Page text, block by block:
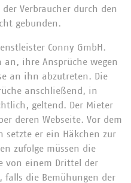
Verbraucher durch den
gebunden.
Conny GmbH.
ihre Ansprüche wegen
an ihn abzutreten. Die
anschließend, in
geltend. Der Mieter
deren Webseite. Vor dem
setzte er ein Häkchen zur
zufolge müssen die
von einem Drittel der
falls die Bemühungen der